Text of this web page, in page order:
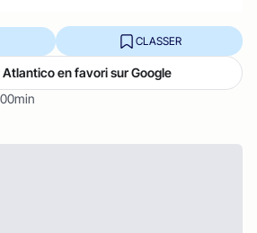
CLASSER
en favori sur Google